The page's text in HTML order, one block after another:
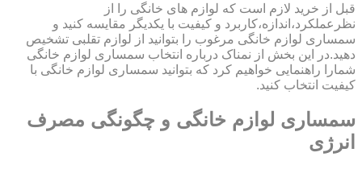
قبل از خرید لازم است که لوازم های خانگی را از
نظرعملکرد،اندازه،کاربرد و کیفیت با یکدیگر مقایسه کنید و
سمساری لوازم خانگی مرغوب را بتوانید از لوازم تقلبی تشخیص
دهید.در این بخش از نمناک درباره انتخاب سمساری لوازم خانگی
شمارا راهنمایی خواهیم کرد که بتوانید سمساری لوازم خانگی با
کیفیت انتخاب کنید.
سمساری لوازم خانگی و چگونگی مصرف
انرژی